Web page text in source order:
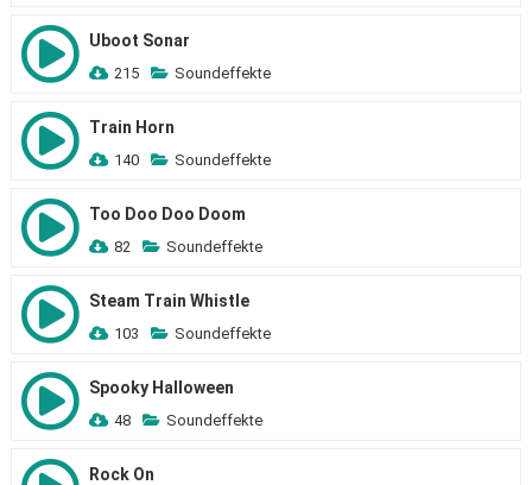
Uboot Sonar
215 Soundeffekte
Train Horn
140 Soundeffekte
Too Doo Doo Doom
82 Soundeffekte
Steam Train Whistle
103 Soundeffekte
Spooky Halloween
48 Soundeffekte
Rock On